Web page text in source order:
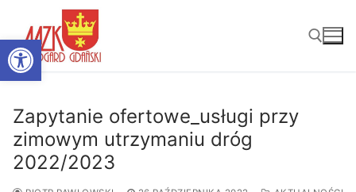
Otwórz pasek narzędzi
treści
Zapytanie ofertowe_usługi przy
zimowym utrzymaniu dróg
2022/2023